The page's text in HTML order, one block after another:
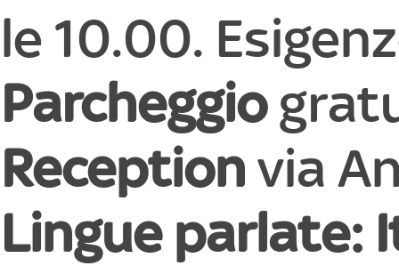
le 10.00.
Parcheggio
Receptionvia
Lingue parlate: